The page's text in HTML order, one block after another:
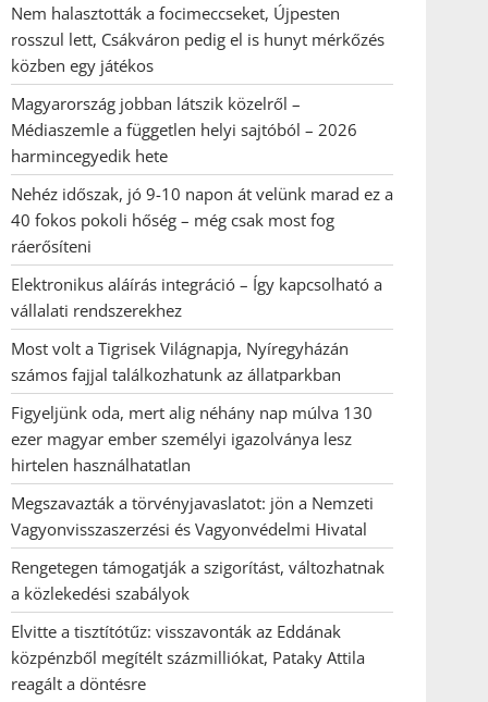
Nem halasztották a focimeccseket, Újpesten
rosszul lett, Csákváron pedig el is hunyt mérkőzés
közben egy játékos
Magyarország jobban látszik közelről –
Médiaszemle a független helyi sajtóból – 2026
harmincegyedik hete
Nehéz időszak, jó 9-10 napon át velünk marad ez a
40 fokos pokoli hőség – még csak most fog
ráerősíteni
Elektronikus aláírás integráció – Így kapcsolható a
vállalati rendszerekhez
Most volt a Tigrisek Világnapja, Nyíregyházán
számos fajjal találkozhatunk az állatparkban
Figyeljünk oda, mert alig néhány nap múlva 130
ezer magyar ember személyi igazolványa lesz
hirtelen használhatatlan
Megszavazták a törvényjavaslatot: jön a Nemzeti
Vagyonvisszaszerzési és Vagyonvédelmi Hivatal
Rengetegen támogatják a szigorítást, változhatnak
a közlekedési szabályok
Elvitte a tisztítótűz: visszavonták az Eddának
közpénzből megítélt százmilliókat, Pataky Attila
reagált a döntésre